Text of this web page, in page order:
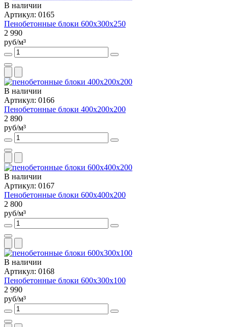
В наличии
Артикул: 0165
Пенобетонные блоки 600х300х250
2 990
руб/м³
В наличии
Артикул: 0166
Пенобетонные блоки 400х200х200
2 890
руб/м³
В наличии
Артикул: 0167
Пенобетонные блоки 600х400х200
2 800
руб/м³
В наличии
Артикул: 0168
Пенобетонные блоки 600х300х100
2 990
руб/м³